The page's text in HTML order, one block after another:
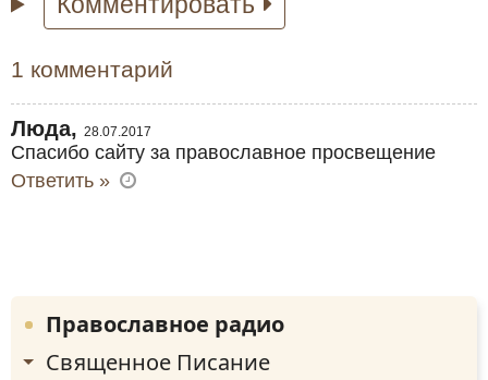
1 комментарий
Люда, 28.07.2017
Спасибо сайту за православное просвещение
Ответить »
Православное радио
Священное Писание